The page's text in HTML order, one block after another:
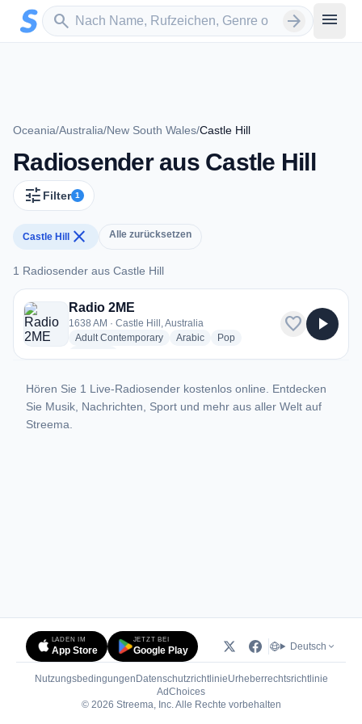
Zum Hauptinhalt springen
search
Sender suchen arrow_forward menu
Oceania/Australia/New South Wales/Castle Hill
Radiosender aus Castle Hill
tune Filter 1
Castle Hill close Alle zurücksetzen
1 Radiosender aus Castle Hill
1 Radiosender aus Castle Hill
Radio 2ME
1638 AM · Castle Hill, Australia
Adult Contemporaryradio stations
Arabicradio stations
Popradio stations
favorite play_arrow
Hören Sie 1 Live-Radiosender kostenlos online. Entdecken
Sie Musik, Nachrichten, Sport und mehr aus aller Welt auf
Streema.
LADEN IM
App Store
JETZT BEI
Google Play Deutsch
Nutzungsbedingungen DatenschutzrichtlinieUrheberrechtsrichtlinie
AdChoices(öffnet in neuem Tab)
© 2026 Streema, Inc. Alle Rechte vorbehalten